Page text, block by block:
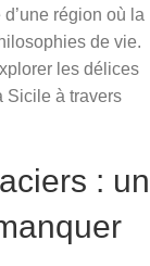
région où la
de vie.
les délices
Sicile à travers
: un